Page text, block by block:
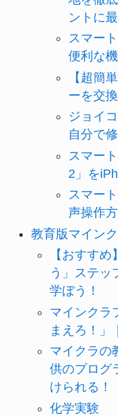
ントに最
スマー
便利な
【超簡
ーを交
ジョイ
自分で
スマー
2」を
スマー
声操作
教育版マイン
【おすす
う」ステッ
学ぼう！
マインクラ
まえろ！」
マイクラの
供のプログ
けられる！
化学実験